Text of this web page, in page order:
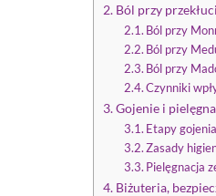
Ból przy
Ból przy
Ból przy
Ból przy
Czynniki
Gojenie i
Etapy gojenia
Zasady
Pielęgnacja
Biżuteria,